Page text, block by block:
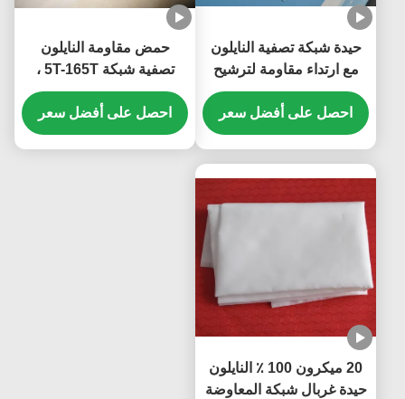
حيدة شبكة تصفية النايلون
مع ارتداء مقاومة لترشيح
عصير الفاكهة
احصل على أفضل سعر
حمض مقاومة النايلون
تصفية شبكة 5T-165T ،
نسيج شبكة الشاشة النايلون
الأبيض
احصل على أفضل سعر
20 ميكرون 100 ٪ النايلون
حيدة غربال شبكة المعاوضة